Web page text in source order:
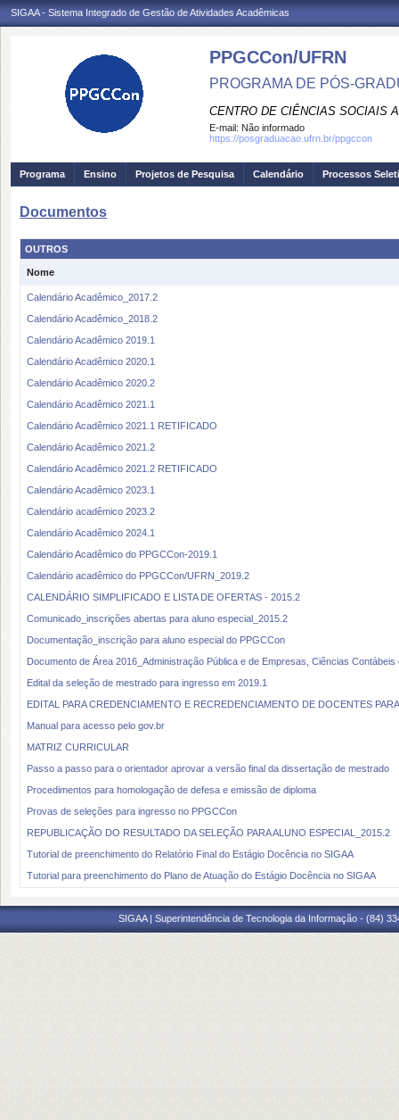
SIGAA - Sistema Integrado de Gestão de Atividades Acadêmicas
PPGCCon/UFRN
PROGRAMA DE PÓS-
CENTRO DE CIÊNCIAS SOCIAIS
E-mail: Não informado
https://posgraduacao.ufrn.br/ppgccon
Programa Ensino Projetos de Pesquisa Calendário Processos
Documentos
OUTROS
Nome
Calendário Acadêmico_2017.2
Calendário Acadêmico_2018.2
Calendário Acadêmico 2019.1
Calendário Acadêmico 2020.1
Calendário Acadêmico 2020.2
Calendário Acadêmico 2021.1
Calendário Acadêmico 2021.1 RETIFICADO
Calendário Acadêmico 2021.2
Calendário Acadêmico 2021.2 RETIFICADO
Calendário Acadêmico 2023.1
Calendário acadêmico 2023.2
Calendário Acadêmico 2024.1
Calendário Acadêmico do PPGCCon-2019.1
Calendário acadêmico do PPGCCon/UFRN_2019.2
CALENDÁRIO SIMPLIFICADO E LISTA DE OFERTAS - 2015.2
Comunicado_inscrições abertas para aluno especial_2015.2
Documentação_inscrição para aluno especial do PPGCCon
Documento de Área 2016_Administração Pública e de Empresas, Ciências Contábeis
Edital da seleção de mestrado para ingresso em 2019.1
EDITAL PARA CREDENCIAMENTO E RECREDENCIAMENTO DE DOCENTES
Manual para acesso pelo gov.br
MATRIZ CURRICULAR
Passo a passo para o orientador aprovar a versão final da dissertação de mestrado
Procedimentos para homologação de defesa e emissão de diploma
Provas de seleções para ingresso no PPGCCon
REPUBLICAÇÃO DO RESULTADO DA SELEÇÃO PARA ALUNO ESPECIAL_2015.2
Tutorial de preenchimento do Relatório Final do Estágio Docência no SIGAA
Tutorial para preenchimento do Plano de Atuação do Estágio Docência no SIGAA
SIGAA | Superintendência de Tecnologia da Informação - (84)